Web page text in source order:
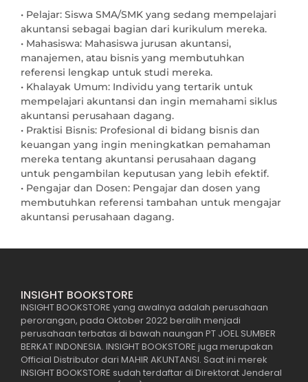
• Pelajar: Siswa SMA/SMK yang sedang mempelajari
akuntansi sebagai bagian dari kurikulum mereka.
• Mahasiswa: Mahasiswa jurusan akuntansi,
manajemen, atau bisnis yang membutuhkan
referensi lengkap untuk studi mereka.
• Khalayak Umum: Individu yang tertarik untuk
mempelajari akuntansi dan ingin memahami siklus
akuntansi perusahaan dagang.
• Praktisi Bisnis: Profesional di bidang bisnis dan
keuangan yang ingin meningkatkan pemahaman
mereka tentang akuntansi perusahaan dagang
untuk pengambilan keputusan yang lebih efektif.
• Pengajar dan Dosen: Pengajar dan dosen yang
membutuhkan referensi tambahan untuk mengajar
akuntansi perusahaan dagang.
INSIGHT BOOKSTORE
INSIGHT BOOKSTORE yang awalnya adalah perusahaan
perorangan, pada Oktober 2022 beralih menjadi
perusahaan terbatas di bawah naungan PT JOEL SUMBER
BERKAT INDONESIA. INSIGHT BOOKSTORE juga merupakan
Official Distributor dari MAHIR AKUNTANSI. Saat ini merek
INSIGHT BOOKSTORE sudah terdaftar di Direktorat Jenderal